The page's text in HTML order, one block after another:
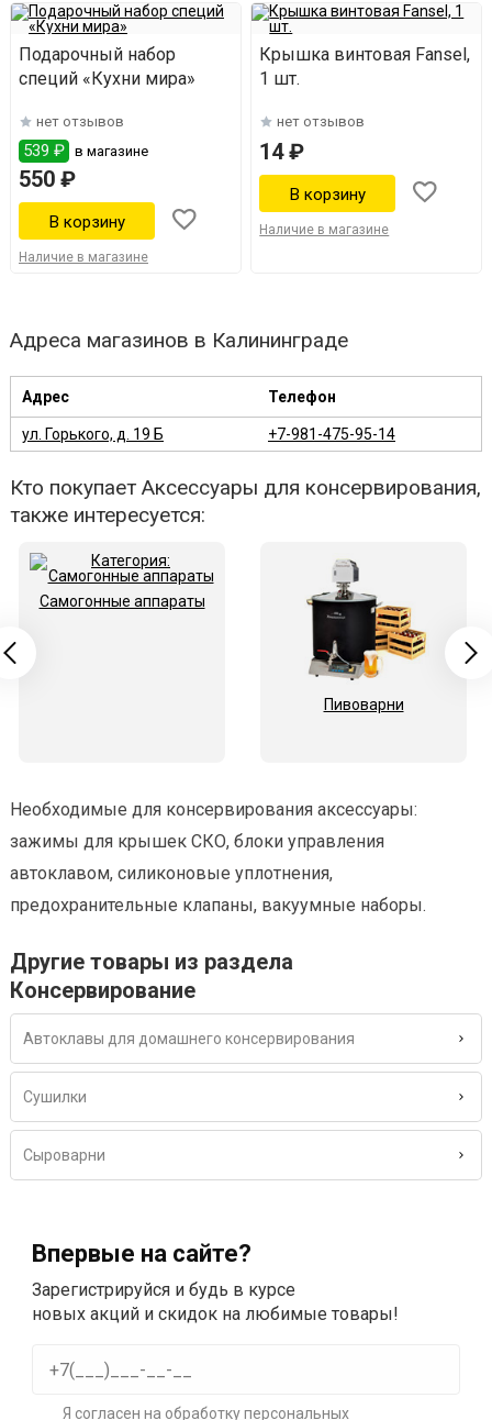
Подарочный набор
специй «Кухни мира»
нет отзывов
539 ₽ в магазине
550 ₽
Наличие в магазине
Крышка винтовая Fansel,
1 шт.
нет отзывов
14 ₽
Наличие в магазине
Адреса магазинов в Калининграде
Адрес Телефон
ул. Горького, д. 19 Б +7-981-475-95-14
Кто покупает Аксессуары для консервирования,
также интересуется:
Самогонные аппараты
Пивоварни
Необходимые для консервирования аксессуары:
зажимы для крышек СКО, блоки управления
автоклавом, силиконовые уплотнения,
предохранительные клапаны, вакуумные наборы.
Другие товары из раздела
Консервирование
Автоклавы для домашнего консервирования
Сушилки
Сыроварни
Впервые на сайте?
Зарегистрируйся и будь в курсе
новых акций и скидок на любимые товары!
Я согласен на обработку персональных